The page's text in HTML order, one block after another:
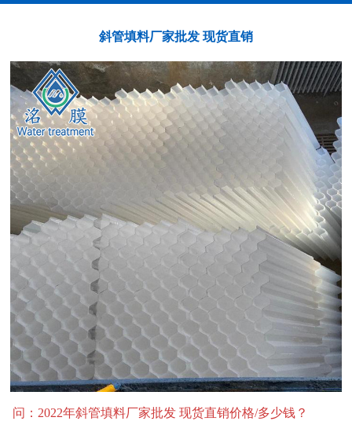
斜管填料厂家批发 现货直销
问：2022年斜管填料厂家批发 现货直销价格/多少钱？